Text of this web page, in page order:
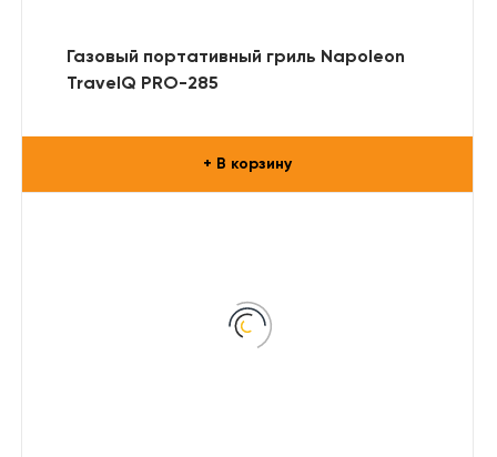
Газовый портативный гриль Napoleon
TravelQ PRO-285
+ В корзину